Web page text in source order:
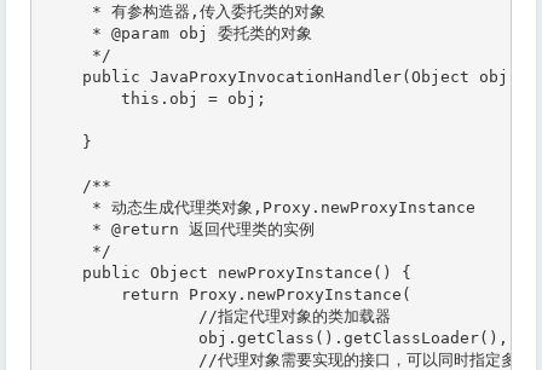
     * 有参构造器,传入委托类的对象
     * @param obj 委托类的对象
     */
    public JavaProxyInvocationHandler(Object obj){
        this.obj = obj;
    }
    /**
     * 动态生成代理类对象,Proxy.newProxyInstance
     * @return 返回代理类的实例
     */
    public Object newProxyInstance() {
        return Proxy.newProxyInstance(
                //指定代理对象的类加载器
                obj.getClass().getClassLoader(),
//代理对象需要实现的接口，可以同时指定多个